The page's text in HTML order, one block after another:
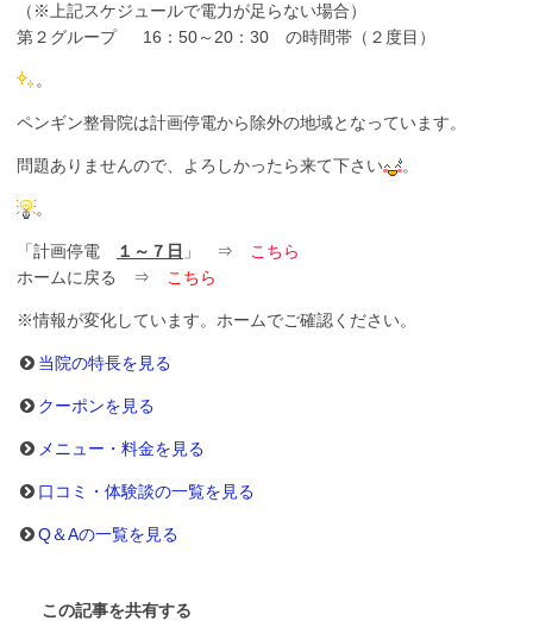
（※上記スケジュールで電力が足らない場合）
第２グループ 16：50～20：30 の時間帯（２度目）
。
ペンギン整骨院は計画停電から除外の地域となっています。
問題ありませんので、よろしかったら来て下さい 。
。
「計画停電 １～７日 」 ⇒
こちら
ホームに戻る ⇒
こちら
※情報が変化しています。ホームでご確認ください。
当院の特長を見る
クーポンを見る
メニュー・料金を見る
口コミ・体験談の一覧を見る
Q＆Aの一覧を見る
この記事を共有する